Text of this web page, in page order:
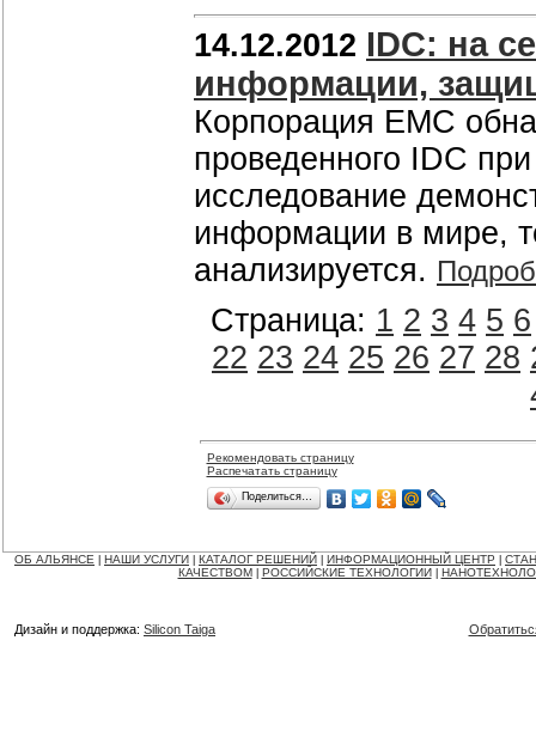
14.12.2012 IDC: на
информации,
Корпорация EMC
проведенного IDC
исследование
информации в мире,
анализируется.
Страница: 1 2 3 4 5 6
22 23 24 25 26 27 28
Рекомендовать страницу
Распечатать страницу
Поделиться…
ОБ АЛЬЯНСЕ НАШИ УСЛУГИ КАТАЛОГ РЕШЕНИЙ ИНФОРМАЦИОННЫЙ ЦЕНТР
КАЧЕСТВОМ
РОССИЙСКИЕ ТЕХНОЛОГИИ
Дизайн и поддержка: Silicon Taiga